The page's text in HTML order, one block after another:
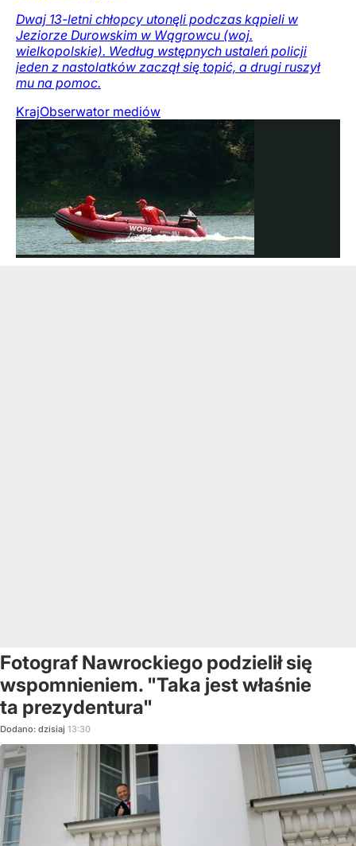
Dwaj 13-letni chłopcy utonęli podczas kąpieli w
Jeziorze Durowskim w Wągrowcu (woj.
wielkopolskie). Według wstępnych ustaleń policji
jeden z nastolatków zaczął się topić, a drugi ruszył
mu na pomoc.
KrajObserwator mediów
Fotograf Nawrockiego podzielił się
wspomnieniem. "Taka jest właśnie
ta prezydentura"
Dodano: dzisiaj 13:30